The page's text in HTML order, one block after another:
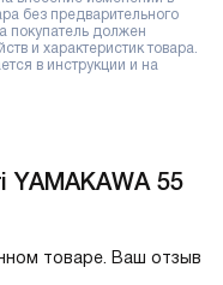
без предварительного
покупатель должен
и характеристик товара.
в инструкции и на
55
товаре. Ваш отзыв